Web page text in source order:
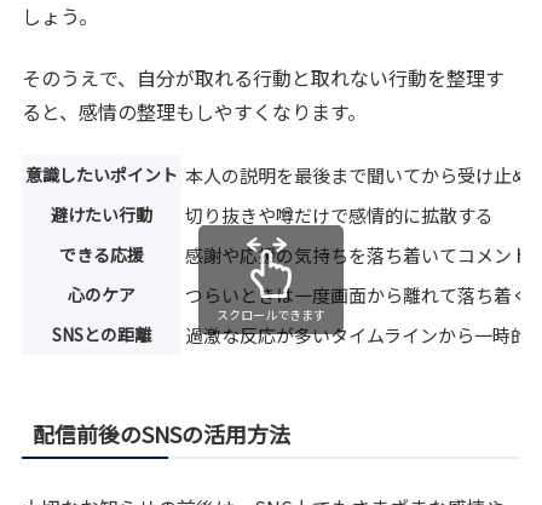
しょう。
そのうえで、自分が取れる行動と取れない行動を整理す
ると、感情の整理もしやすくなります。
意識したいポイント 本人の説明を最後まで聞いてから受け止め
避けたい行動 切り抜きや噂だけで感情的に拡散する
できる応援 感謝や応援の気持ちを落ち着いてコメント
心のケア つらいときは一度画面から離れて落ち着く
SNSとの距離 過激な反応が多いタイムラインから一時的
スクロールできます
配信前後のSNSの活用方法